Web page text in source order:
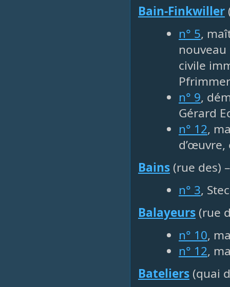
Bain-Finkwiller
n° 5,
nouveau
civile
n° 9,
Gérard
n° 12,
d’œuvre,
Bains (rue des)
n° 3,
Balayeurs (rue
n° 10,
n° 12,
Bateliers (quai